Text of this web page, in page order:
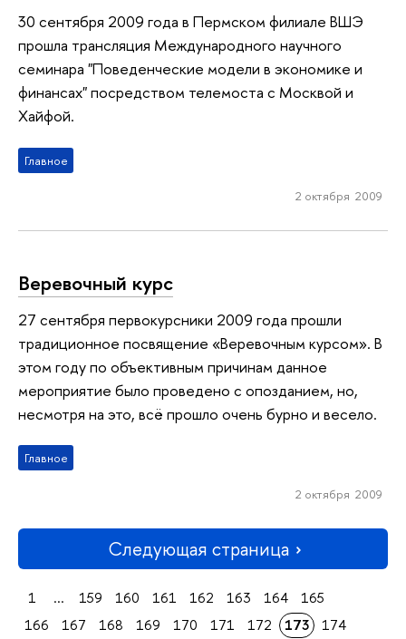
30 сентября 2009 года в Пермском филиале ВШЭ
прошла трансляция Международного научного
семинара "Поведенческие модели в экономике и
финансах" посредством телемоста с Москвой и
Хайфой.
Главное
2 октября 2009
Веревочный курс
27 сентября первокурсники 2009 года прошли
традиционное посвящение «Веревочным курсом». В
этом году по объективным причинам данное
мероприятие было проведено с опозданием, но,
несмотря на это, всё прошло очень бурно и весело.
Главное
2 октября 2009
Следующая страница
1 ... 159 160 161 162 163 164
165
166
167 168 169 170 171 172 173
174